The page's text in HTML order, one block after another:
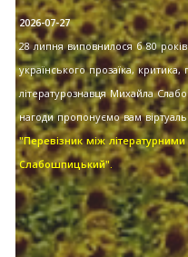
2026-07-27
28 липня виповнилося б 80
українського прозаїка, критика,
літературознавця Михайла
нагоди пропонуємо вам
"Перевізник між
Слабошпицький".